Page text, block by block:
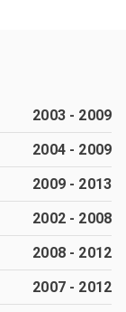
2003- 2009
2004- 2009
2009- 2013
2002- 2008
2008- 2012
2007- 2012